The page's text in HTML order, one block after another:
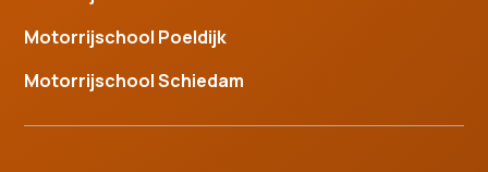
Motorrijschool Poeldijk
Motorrijschool Schiedam